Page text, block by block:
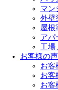
マン
外壁
屋根
アパ
工場
お客様の声
お客
お客
お客